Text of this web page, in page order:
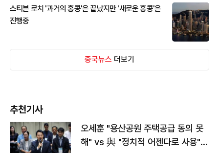
스티븐 로치 '과거의 홍콩'은 끝났지만 '새로운 홍콩'은
진행중
중국뉴스 더보기
추천기사
오세훈 "용산공원 주택공급 동의 못
해" vs 與 "정치적 어젠다로 사용"